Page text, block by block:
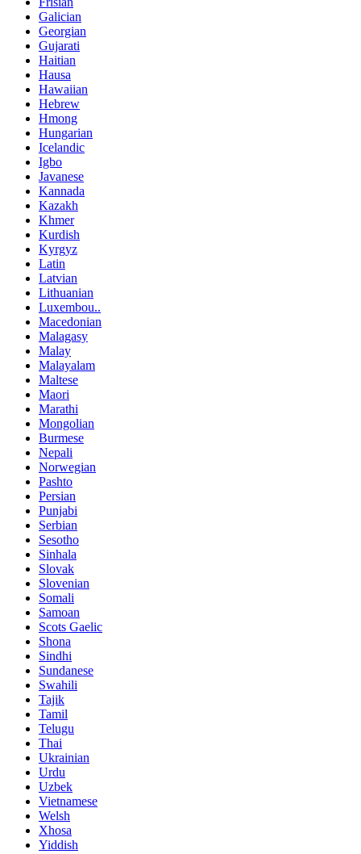
Galician
Georgian
Gujarati
Haitian
Hausa
Hawaiian
Hebrew
Hmong
Hungarian
Icelandic
Igbo
Javanese
Kannada
Kazakh
Khmer
Kurdish
Kyrgyz
Latin
Latvian
Lithuanian
Luxembou..
Macedonian
Malagasy
Malay
Malayalam
Maltese
Maori
Marathi
Mongolian
Burmese
Nepali
Norwegian
Pashto
Persian
Punjabi
Serbian
Sesotho
Sinhala
Slovak
Slovenian
Somali
Samoan
Scots Gaelic
Shona
Sindhi
Sundanese
Swahili
Tajik
Tamil
Telugu
Thai
Ukrainian
Urdu
Uzbek
Vietnamese
Welsh
Xhosa
Yiddish